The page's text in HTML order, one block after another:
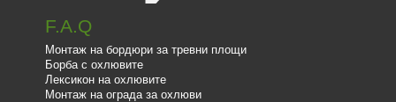
F.A.Q
Монтаж на бордюри за тревни площи
Борба с охлювите
Лексикон на охлювите
Монтаж на ограда за охлюви